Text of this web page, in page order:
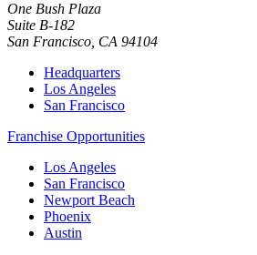
One Bush Plaza
Suite B-182
San Francisco CA 94104
Headquarters
Los Angeles
San Francisco
Franchise Opportunities
Los Angeles
San Francisco
Newport Beach
Phoenix
Austin